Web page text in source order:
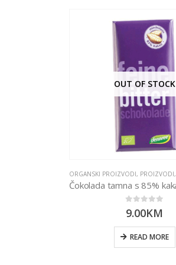
OUT OF STOCK
ORGANSKI PROIZVODI, PROIZVODI,
0out of 5
9.00KM
READ MORE